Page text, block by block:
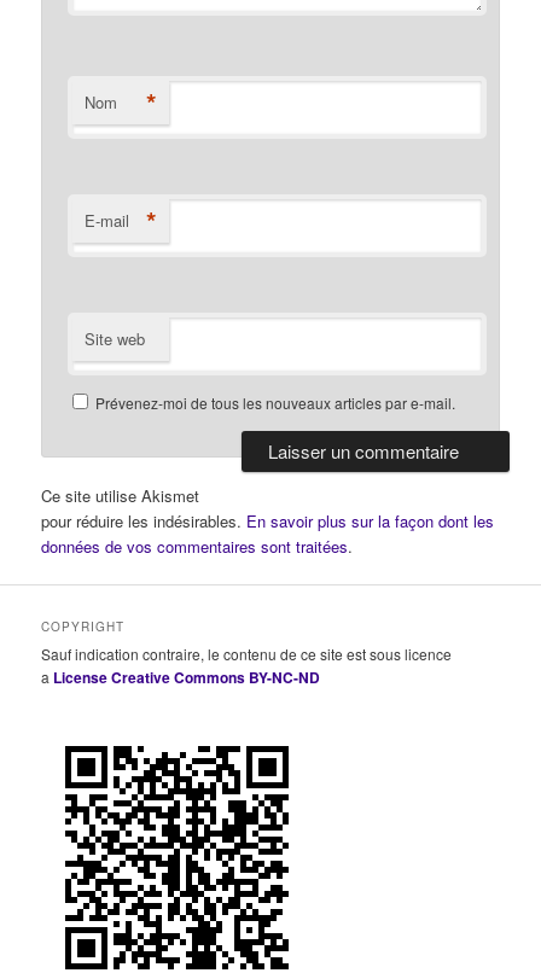
Nom *
E-mail *
Site web
Prévenez-moi de tous les nouveaux articles par e-mail.
Ce site utilise Akismet
pour réduire les indésirables. En savoir plus sur la façon dont les
données de vos commentaires sont traitées.
COPYRIGHT
Sauf indication contraire, le contenu de ce site est sous licence
a License Creative Commons BY-NC-ND